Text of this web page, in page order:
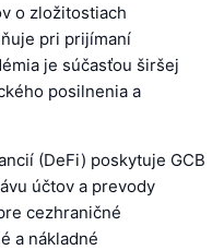
o zložitostiach
pri prijímaní
je súčasťou širšej
posilnenia a
(DeFi) poskytuje GCB
účtov a prevody
cezhraničné
a nákladné